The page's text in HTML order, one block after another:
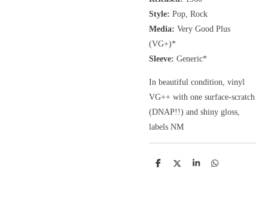
Style: Pop, Rock
Media: Very Good Plus
(VG+)*
Sleeve: Generic*
In beautiful condition, vinyl
VG++ with one surface-scratch
(DNAP!!) and shiny gloss,
labels NM
D
D
S
D